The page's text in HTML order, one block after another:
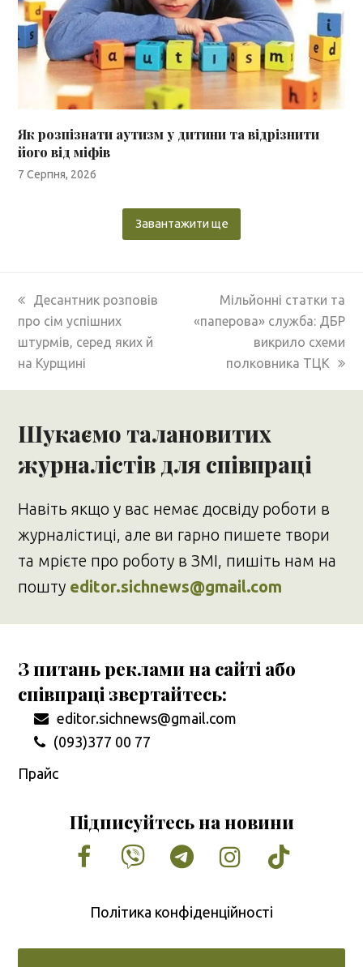
Як розпізнати аутизм у дитини та відрізнити
його від міфів
7 Серпня, 2026
Завантажити ще
previous
post:
Десантник розповів
про сім успішних
штурмів, серед яких й
на Курщині
next
post:
Мільйонні статки та
«паперова» служба: ДБР
викрило схеми
полковника ТЦК
Шукаємо талановитих
журналістів для співпраці
Навіть якщо у вас немає досвіду роботи в
журналістиці, але ви гарно пишете твори
та мрієте про роботу в ЗМІ, пишіть нам на
пошту editor.sichnews@gmail.com
З питань реклами на сайті або
співпраці звертайтесь:
editor.sichnews@gmail.com
(093)377 00 77
Прайс
Підписуйтесь на новини
Facebook
VimeoTumblrInstagram
Tiktok
Політика конфіденційності